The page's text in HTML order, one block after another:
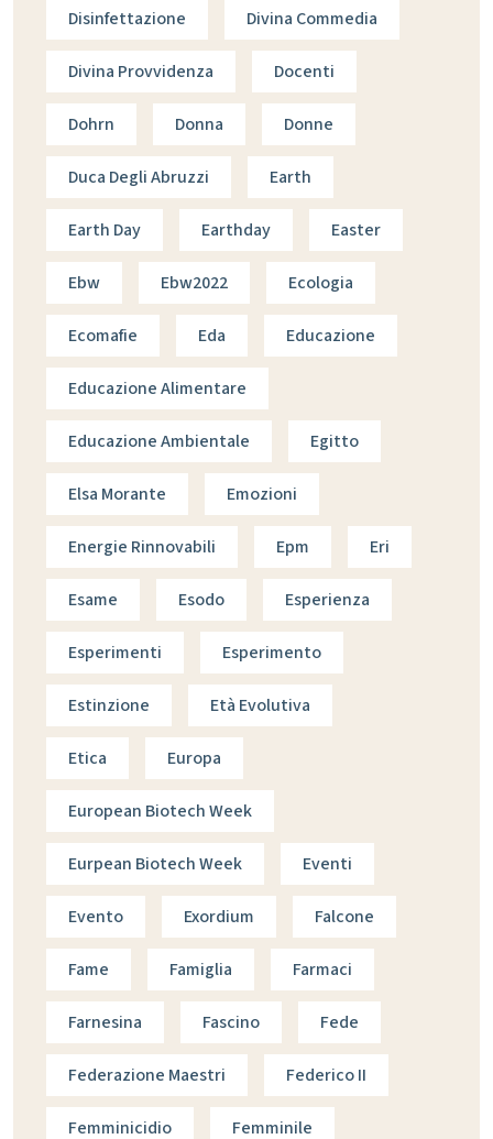
Disinfettazione Divina Commedia
Divina Provvidenza Docenti
Dohrn Donna Donne
Duca Degli Abruzzi Earth
Earth Day Earthday Easter
Ebw Ebw2022 Ecologia
Ecomafie Eda Educazione
Educazione Alimentare
Educazione Ambientale Egitto
Elsa Morante Emozioni
Energie Rinnovabili Epm Eri
Esame Esodo Esperienza
Esperimenti Esperimento
Estinzione Età Evolutiva
Etica Europa
European Biotech Week
Eurpean Biotech Week Eventi
Evento Exordium Falcone
Fame Famiglia Farmaci
Farnesina Fascino Fede
Federazione Maestri Federico II
Femminicidio Femminile